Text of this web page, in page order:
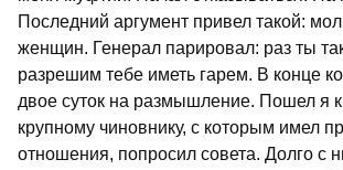
Последний аргумент привел такой:
женщин. Генерал парировал: раз ты
разрешим тебе иметь гарем. В конце
двое суток на размышление. Пошел я
крупному чиновнику, с которым имел
отношения, попросил совета. Долго с